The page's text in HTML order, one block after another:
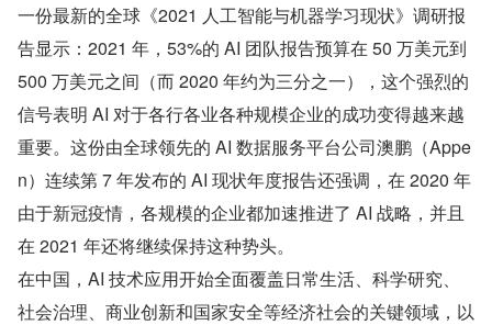
一份最新的全球《2021 人工智能与机器学习现状》调研报
告显示：2021 年，53%的 AI 团队报告预算在 50 万美元到
500 万美元之间（而 2020 年约为三分之一），这个强烈的
信号表明 AI 对于各行各业各种规模企业的成功变得越来越
重要。这份由全球领先的 AI 数据服务平台公司澳鹏（Appe
n）连续第 7 年发布的 AI 现状年度报告还强调，在 2020 年
由于新冠疫情，各规模的企业都加速推进了 AI 战略，并且
在 2021 年还将继续保持这种势头。
在中国，AI 技术应用开始全面覆盖日常生活、科学研究、
社会治理、商业创新和国家安全等经济社会的关键领域，以